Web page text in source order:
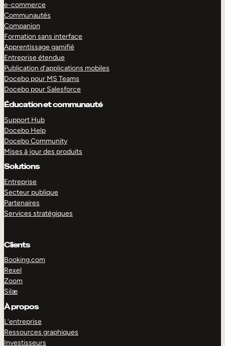
e-commerce
Communautés
Companion
Formation sans interface
Apprentissage gamifié
Entreprise étendue
Publication d’applications mobiles
Docebo pour MS Teams
Docebo pour Salesforce
Éducation et communauté
Support Hub
Docebo Help
Docebo Community
Mises à jour des produits
Solutions
Entreprise
Secteur publique
Partenaires
Services stratégiques
Clients
Booking.com
Rexel
Zoom
Silæ
À propos
L’entreprise
Ressources graphiques
Investisseurs